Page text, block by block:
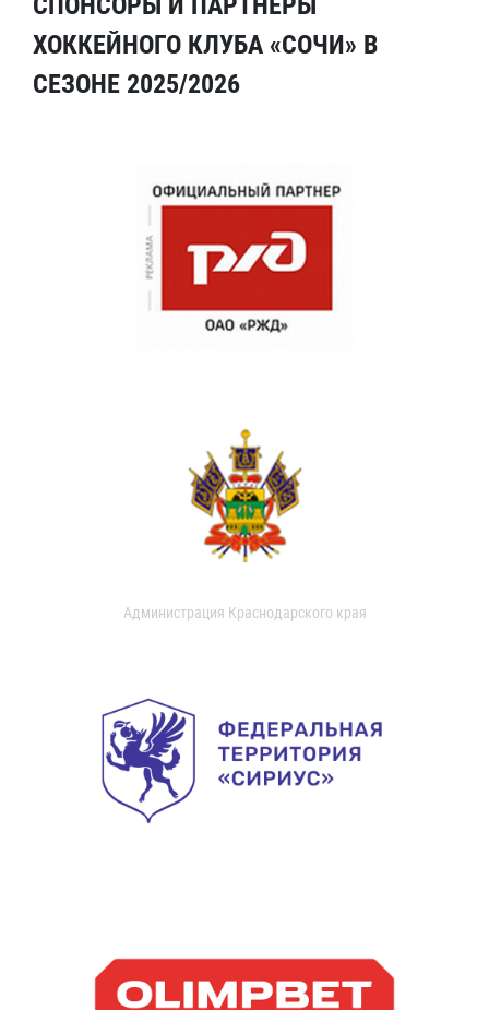
ХОККЕЙНОГО КЛУБА «СОЧИ» В
СЕЗОНЕ 2025/2026
Администрация Краснодарского края